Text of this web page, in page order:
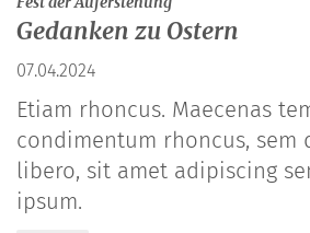
Gedanken zu Ostern
07.04.2024
Etiam rhoncus. Maecenas
condimentum rhoncus, sem
libero, sit amet adipiscing
ipsum.